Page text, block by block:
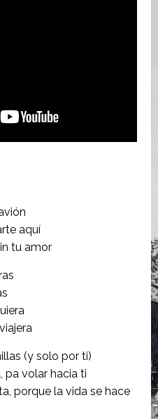
aquí
tu amor
(y solo por ti)
pa volar hacia ti
porque la vida se hace